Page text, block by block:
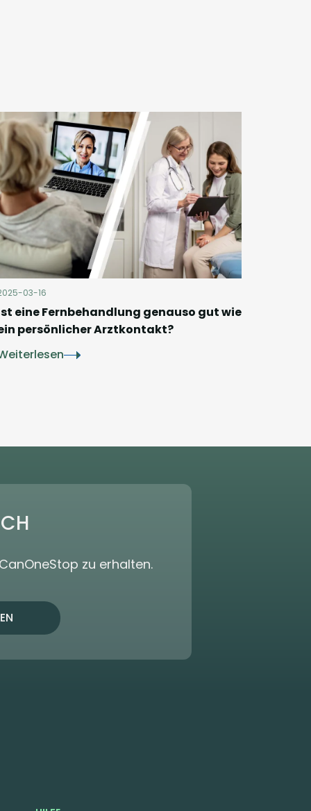
03-16
eine Fernbehandlung genauso gut wie
persönlicher Arztkontakt?
zu erhalten.